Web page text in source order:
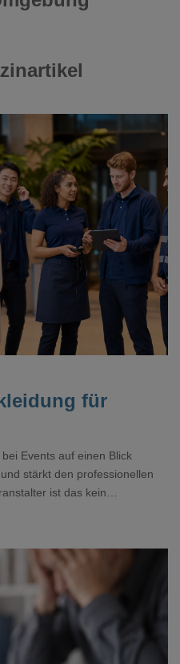
für
Events auf einen Blick
stärkt den professionellen
ist das kein
oder mehreren